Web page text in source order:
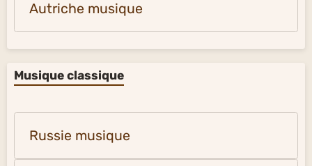
Autriche musique
Musique classique
Russie musique